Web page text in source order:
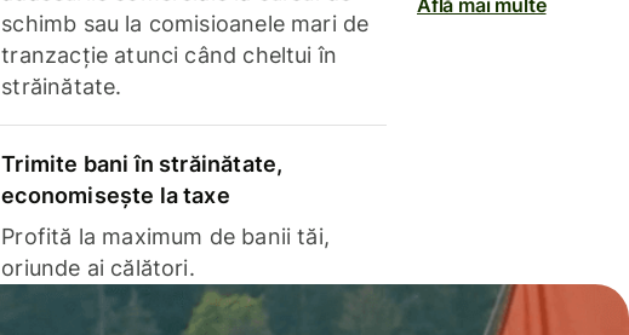
schimb sau la comisioanele mari de
tranzacție atunci când cheltui în
străinătate.
Trimite bani în străinătate,
economisește la taxe
Profită la maximum de banii tăi,
oriunde ai călători.